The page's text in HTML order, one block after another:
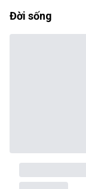
Đời sống